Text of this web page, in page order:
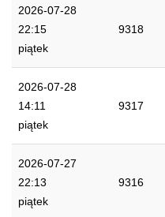
2026-07-28
22:15
piątek
9318
2026-07-28
14:11
piątek
9317
2026-07-27
22:13
piątek
9316